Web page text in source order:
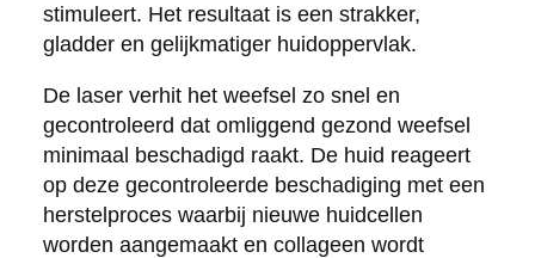
stimuleert. Het resultaat is een strakker,
gladder en gelijkmatiger huidoppervlak.
De laser verhit het weefsel zo snel en
gecontroleerd dat omliggend gezond weefsel
minimaal beschadigd raakt. De huid reageert
op deze gecontroleerde beschadiging met een
herstelproces waarbij nieuwe huidcellen
worden aangemaakt en collageen wordt